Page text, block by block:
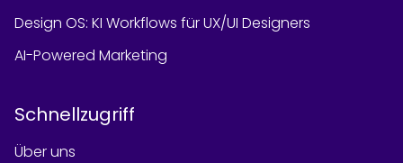
Design OS: KI Workflows für UX/UI Designers
AI-Powered Marketing
Schnellzugriff
Über uns